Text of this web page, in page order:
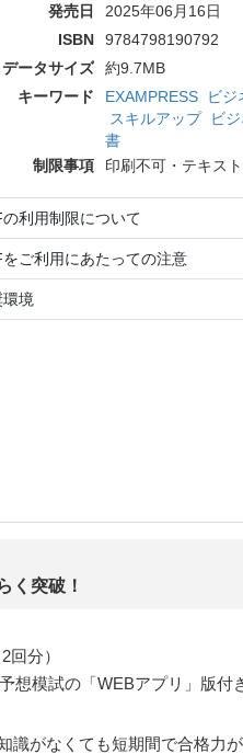
発売日
2025年06月16日
ISBN
9784798190792
データサイズ
約9.7MB
キーワード
EXAMPRESS ビジ
スキルアップ
ビ
書
制限事項
印刷不可・テキス
の利用制限について
をご利用にあたっての注意
境
く突破！
分）
想模試の「WEBアプリ」版付
識がなくても短期間で合格力